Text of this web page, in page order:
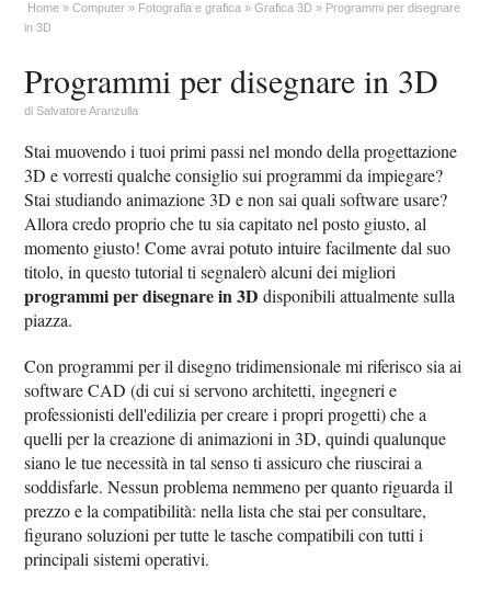
Home Computer Fotografia e grafica Grafica 3D
Programmi per disegnare
in 3D
Programmi per disegnare in 3D
diSalvatore Aranzulla
Stai muovendo i tuoi primi passi nel mondo della progettazione
3D e vorresti qualche consiglio sui programmi da impiegare?
Stai studiando animazione 3D e non sai quali software usare?
Allora credo proprio che tu sia capitato nel posto giusto, al
momento giusto! Come avrai potuto intuire facilmente dal suo
titolo, in questo tutorial ti segnalerò alcuni dei migliori
programmi per disegnare in 3D disponibili attualmente sulla
piazza.
Con programmi per il disegno tridimensionale mi riferisco sia ai
software CAD (di cui si servono architetti, ingegneri e
professionisti dell'edilizia per creare i propri progetti) che a
quelli per la creazione di animazioni in 3D, quindi qualunque
siano le tue necessità in tal senso ti assicuro che riuscirai a
soddisfarle. Nessun problema nemmeno per quanto riguarda il
prezzo e la compatibilità: nella lista che stai per consultare,
figurano soluzioni per tutte le tasche compatibili con tutti i
principali sistemi operativi.